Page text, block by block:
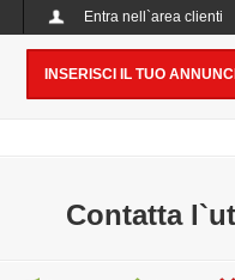
Entra nell`area clienti
INSERISCI IL TUO
Contatta